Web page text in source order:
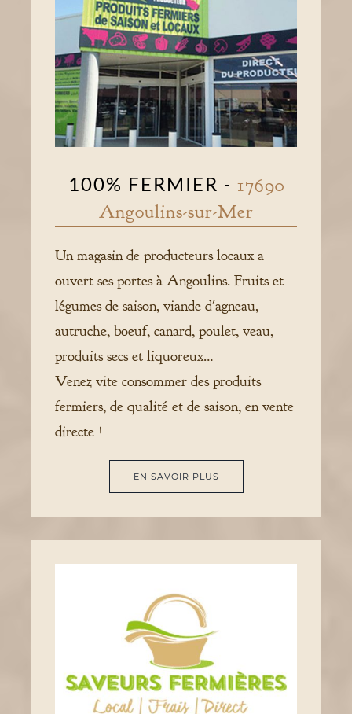
100% FERMIER - 17690
Angoulins-sur-Mer
Un magasin de producteurs locaux a
ouvert ses portes à Angoulins. Fruits et
légumes de saison, viande d'agneau,
autruche, boeuf, canard, poulet, veau,
produits secs et liquoreux…
Venez vite consommer des produits
fermiers, de qualité et de saison, en vente
directe !
EN SAVOIR PLUS